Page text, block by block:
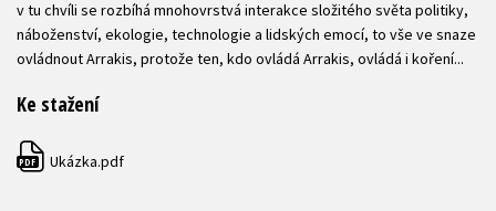
v tu chvíli se rozbíhá mnohovrstvá interakce složitého světa politiky,
náboženství, ekologie, technologie a lidských emocí, to vše ve snaze
ovládnout Arrakis, protože ten, kdo ovládá Arrakis, ovládá i koření...
Ke stažení
PDF Ukázka.pdf